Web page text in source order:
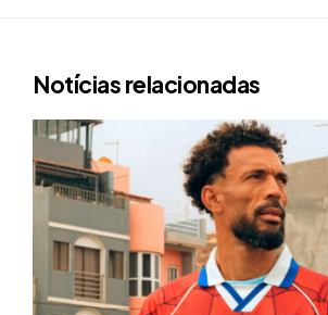
Notícias relacionadas